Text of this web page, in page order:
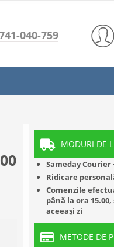
040-759
MODURI DE
Sameday Courier
Ridicare
Comenzile
până la ora
aceeași zi
METODE DE